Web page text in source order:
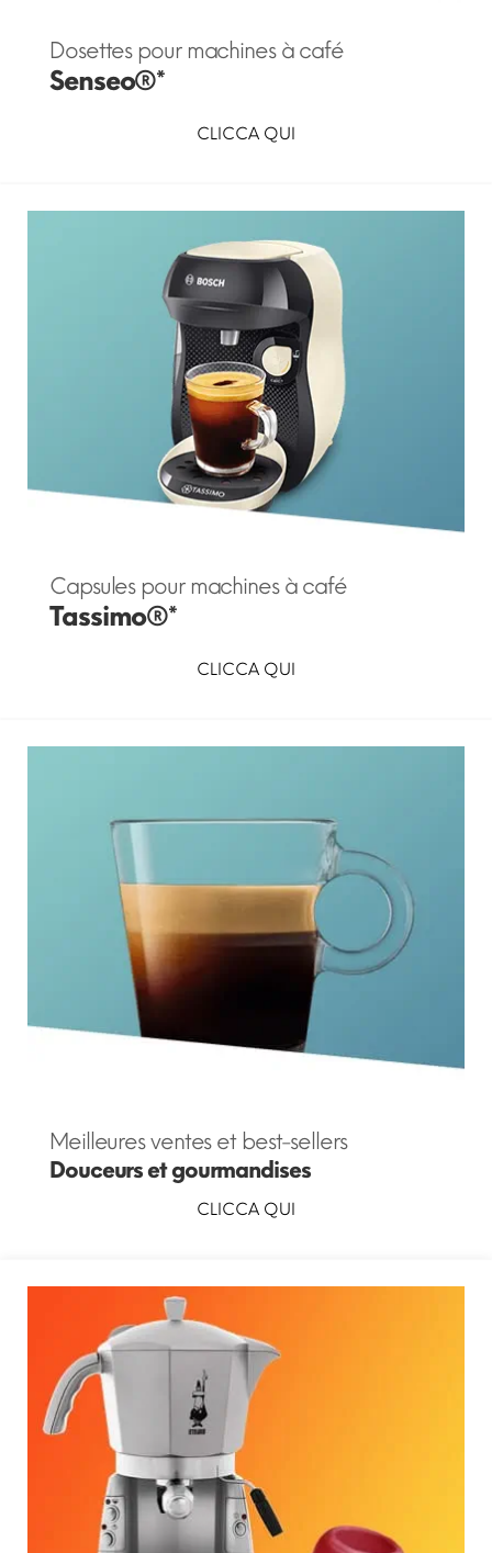
Dosettes pour machines à café
Senseo®*
CLICCA QUI
Capsules pour machines à café
Tassimo®*
CLICCA QUI
Meilleures ventes et best-sellers
Douceurs et gourmandises
CLICCA QUI